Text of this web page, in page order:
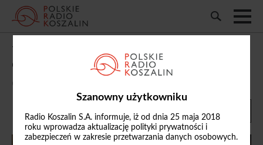
Szanowny użytkowniku
Radio Koszalin S.A. informuje, iż od dnia 25 maja 2018
roku wprowadza aktualizację polityki prywatności i
zabezpieczeń w zakresie przetwarzania danych osobowych.
W poniedziałek zbierze się Kapituła
Orderu Orła Białego m.in. ws. Zełenskiego
07/06/2026, 18:38